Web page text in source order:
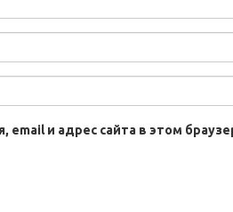
email и адрес сайта в этом